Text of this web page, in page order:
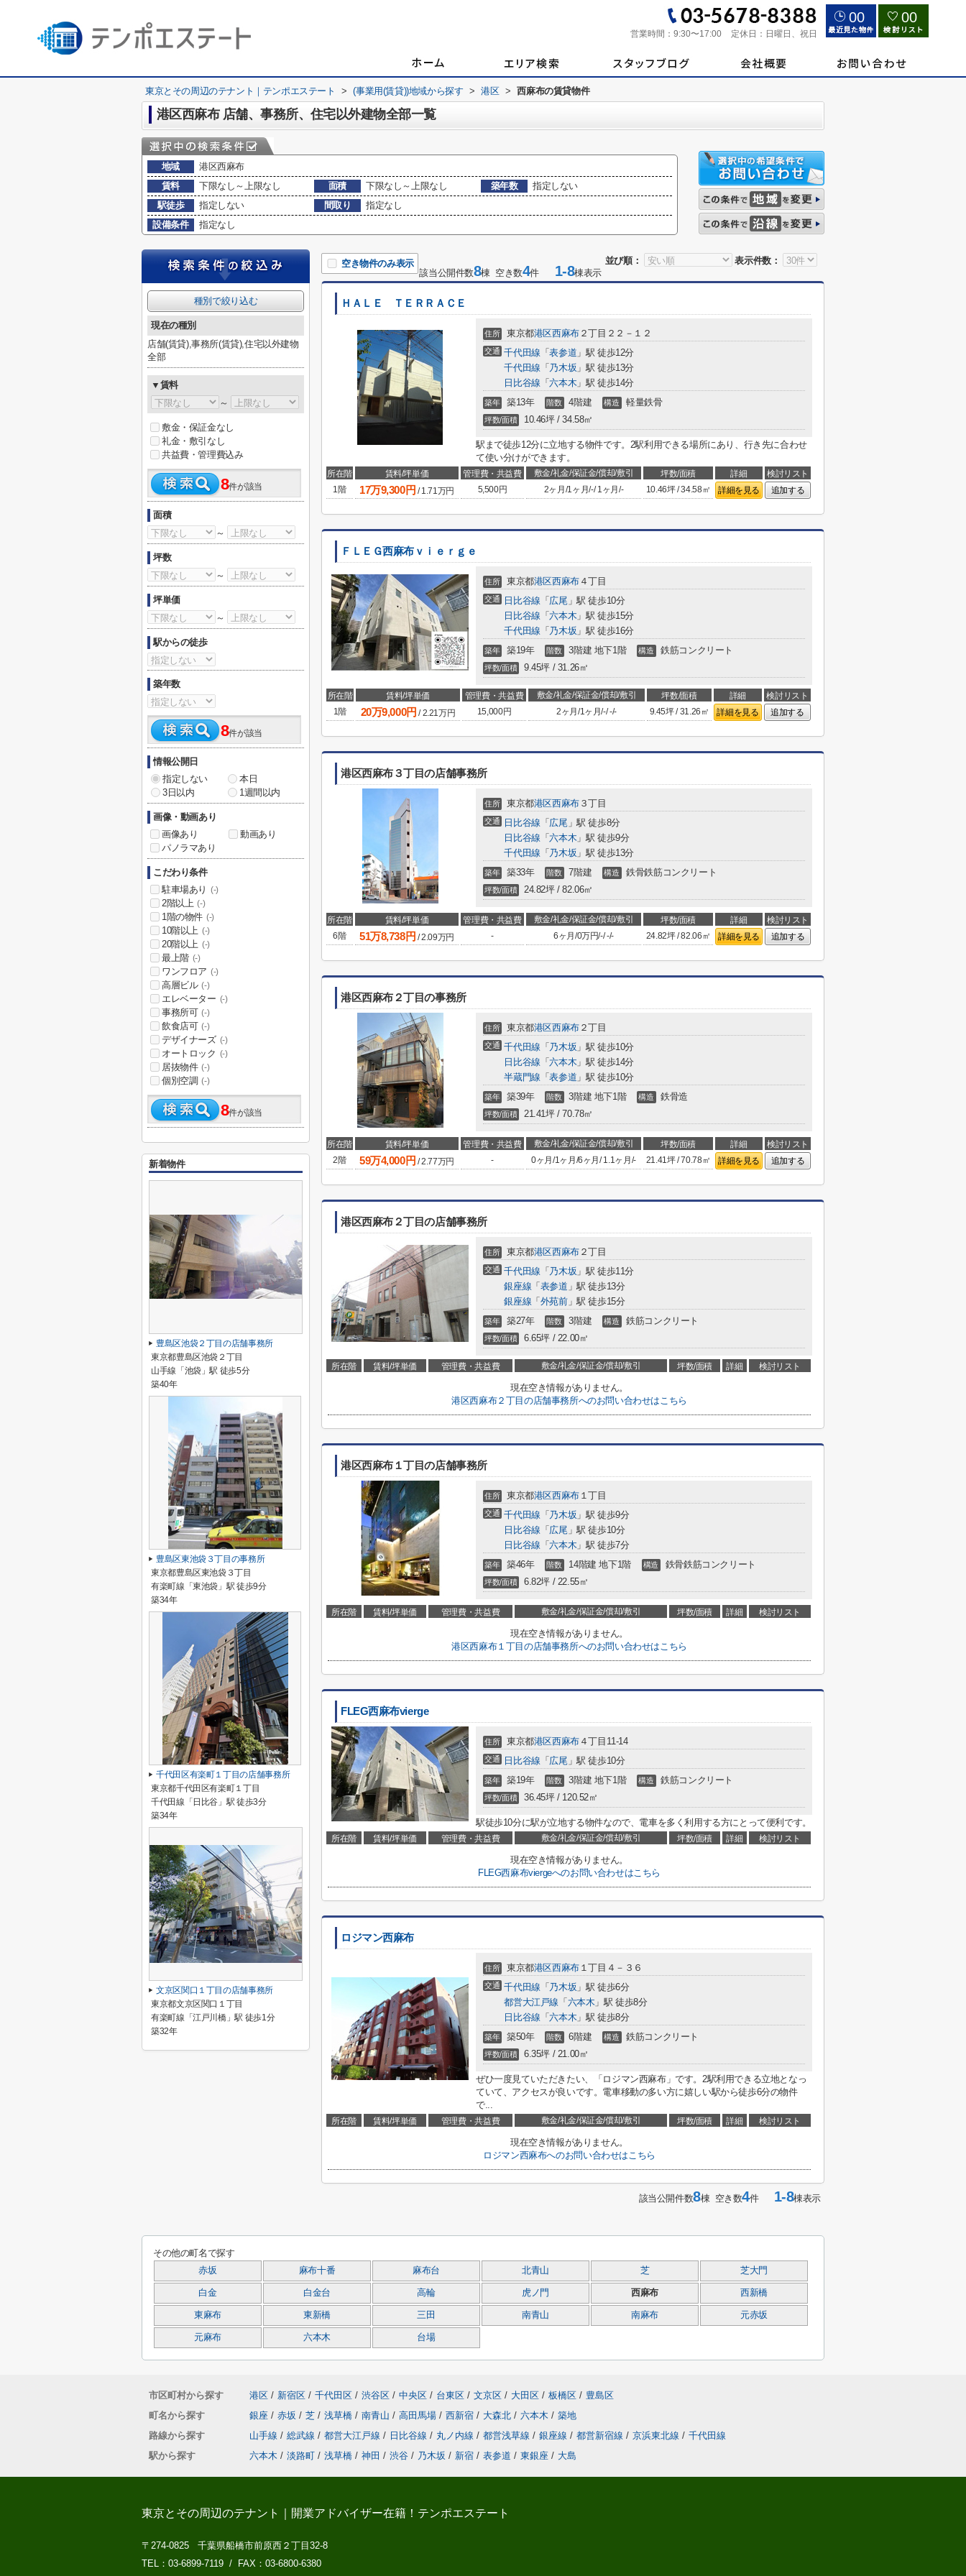
営業時間： 9:30〜17:00 定休日： 日曜日、祝日
00 00
東京とその周辺のテナント｜テンポエステート > (事業用(賃貸))地域から探す > 港区 > 西麻布の賃貸物件
港区西麻布 店舗、事務所、住宅以外建物全部一覧
地域
港区西麻布
賃料
下限なし～上限なし 面積 下限なし～上限なし 築年数
指定しない
駅徒歩
指定しない 間取り
指定なし
設備条件
指定なし
並び順： 表示件数：
空き物件のみ表示
該当公開件数8棟 空き数4件 1-8棟表示
ＨＡＬＥ ＴＥＲＲＡＣＥ
住所 東京都港区西麻布２丁目２２－１２
交通 千代田線 「表参道 」駅 徒歩12分
千代田線 「 乃木坂 」駅 徒歩13分
日比谷線 「六本木 」駅 徒歩14分
築年 築13年 階数 4階建 構造 軽量鉄骨
坪数/面積 10.46坪 / 34.58㎡
駅まで徒歩12分に立地する物件です。2駅利用できる場所にあり、行き先に合わせ
て使い分けができます。
所在階 賃料/坪単価 管理費・共益費 敷金/礼金/保証金/償却/敷引 坪数/面積 詳細
検討リスト
1階
17万9,300円 /1.71万円 5,500円 2ヶ月 /1ヶ月/-/1ヶ月 /- 10.46坪 / 34.58㎡ 詳細を見る 追加する
ＦＬＥＧ西麻布ｖｉｅｒｇｅ
住所 東京都港区西麻布４丁目
交通 日比谷線 「 広尾」駅 徒歩10分
日比谷線 「六本木 」駅 徒歩15分
千代田線 「 乃木坂 」駅 徒歩16分
築年 築19年 階数 3階建 地下1階 構造 鉄筋コンクリート
坪数/面積 9.45坪 / 31.26㎡
所在階 賃料/坪単価 管理費・共益費 敷金/礼金/保証金/償却/敷引 坪数/面積 詳細
検討リスト
1階
20万9,000円 /2.21万円 15,000円 2ヶ月 /1ヶ月/-/-/- 9.45坪 / 31.26㎡ 詳細を見る 追加する
港区西麻布３丁目の店舗事務所
住所 東京都港区西麻布３丁目
交通 日比谷線 「 広尾」駅 徒歩8分
日比谷線 「六本木 」駅 徒歩9分
千代田線 「 乃木坂 」駅 徒歩13分
築年 築33年 階数 7階建 構造 鉄骨鉄筋コンクリート
坪数/面積 24.82坪 / 82.06㎡
所在階 賃料/坪単価 管理費・共益費 敷金/礼金/保証金/償却/敷引 坪数/面積 詳細
検討リスト
6階
51万8,738円 /2.09万円 - 6ヶ月 /0万円/-/-/- 24.82坪 / 82.06㎡ 詳細を見る 追加する
港区西麻布２丁目の事務所
住所 東京都港区西麻布２丁目
交通 千代田線 「 乃木坂 」駅 徒歩10分
日比谷線 「六本木 」駅 徒歩14分
半蔵門線 「表参道 」駅 徒歩10分
築年 築39年 階数 3階建 地下1階 構造 鉄骨造
坪数/面積 21.41坪 / 70.78㎡
所在階 賃料/坪単価 管理費・共益費 敷金/礼金/保証金/償却/敷引 坪数/面積 詳細
検討リスト
2階
59万4,000円 /2.77万円 - 0ヶ月 /1ヶ月 /6ヶ月/1.1ヶ月 /- 21.41坪 / 70.78㎡ 詳細を見る 追加する
港区西麻布２丁目の店舗事務所
住所 東京都港区西麻布２丁目
交通 千代田線 「 乃木坂 」駅 徒歩11分
銀座線 「 表参道 」駅 徒歩13分
銀座線 「 外苑前」駅 徒歩15分
築年 築27年 階数 3階建 構造 鉄筋コンクリート
坪数/面積 6.65坪 / 22.00㎡
所在階 賃料/坪単価 管理費・共益費 敷金/礼金/保証金/償却/敷引 坪数/面積 詳細 検討リスト
現在空き情報がありません。
港区西麻布２丁目の店舗事務所へのお問い合わせはこちら
港区西麻布１丁目の店舗事務所
住所 東京都港区西麻布１丁目
交通 千代田線 「 乃木坂 」駅 徒歩9分
日比谷線 「 広尾」駅 徒歩10分
日比谷線 「六本木 」駅 徒歩7分
築年 築46年 階数 14階建 地下1階 構造 鉄骨鉄筋コンクリート
坪数/面積 6.82坪 / 22.55㎡
所在階 賃料/坪単価 管理費・共益費 敷金/礼金/保証金/償却/敷引 坪数/面積 詳細 検討リスト
現在空き情報がありません。
港区西麻布１丁目の店舗事務所へのお問い合わせはこちら
FLEG西麻布vierge
住所 東京都港区西麻布４丁目11-14
交通 日比谷線 「 広尾」駅 徒歩10分
築年 築19年 階数 3階建 地下1階 構造 鉄筋コンクリート
坪数/面積 36.45坪 / 120.52㎡
駅徒歩10分に駅が立地する物件なので、電車を多く利用する方にとって便利です。
所在階 賃料/坪単価 管理費・共益費 敷金/礼金/保証金/償却/敷引 坪数/面積 詳細 検討リスト
現在空き情報がありません。
FLEG西麻布viergeへのお問い合わせはこちら
ロジマン西麻布
住所 東京都港区西麻布１丁目４－３６
交通 千代田線 「 乃木坂 」駅 徒歩6分
都営大江戸線 「 六本木 」駅 徒歩8分
日比谷線 「六本木 」駅 徒歩8分
築年 築50年 階数 6階建 構造 鉄筋コンクリート
坪数/面積 6.35坪 / 21.00㎡
ぜひ一度見ていただきたい、「ロジマン西麻布」です。2駅利用できる立地となっ
ていて、アクセスが良いです。電車移動の多い方に嬉しい駅から徒歩6分の物件
で...
所在階 賃料/坪単価 管理費・共益費 敷金/礼金/保証金/償却/敷引 坪数/面積 詳細 検討リスト
現在空き情報がありません。
ロジマン西麻布へのお問い合わせはこちら
該当公開件数8棟 空き数4件1-8棟表示
種別で絞り込む
現在の種別
店舗(賃貸),事務所(賃貸),住宅以外建物
全部
▼賃料
～
敷金・保証金なし
礼金・敷引なし
共益費・管理費込み
8件が該当
面積
～
坪数
～
坪単価
～
駅からの徒歩
築年数
8件が該当
情報公開日
指定しない
本日
3日以内
1週間以内
画像・動画あり
画像あり
動画あり
パノラマあり
こだわり条件
駐車場あり
(-)
2階以上 (-)
1階の物件 (-)
10階以上 (-)
20階以上 (-)
最上階 (-)
ワンフロア (-)
高層ビル (-)
エレベーター (-)
事務所可 (-)
飲食店可 (-)
デザイナーズ (-)
オートロック (-)
居抜物件 (-)
個別空調 (-)
8件が該当
新着物件
豊島区池袋２丁目の店舗事務所
東京都豊島区池袋２丁目
山手線「池袋」駅 徒歩5分
築40年
豊島区東池袋３丁目の事務所
東京都豊島区東池袋３丁目
有楽町線「東池袋」駅 徒歩9分
築34年
千代田区有楽町１丁目の店舗事務所
東京都千代田区有楽町１丁目
千代田線「日比谷」駅 徒歩3分
築34年
文京区関口１丁目の店舗事務所
東京都文京区関口１丁目
有楽町線「江戸川橋」駅 徒歩1分
築32年
その他の町名で探す
赤坂 麻布十番 麻布台 北青山 芝 芝大門
白金 白金台 高輪 虎ノ門 西麻布 西新橋
東麻布 東新橋 三田 南青山 南麻布 元赤坂
元麻布 六本木 台場
市区町村から探す 港区 / 新宿区 / 千代田区 / 渋谷区 / 中央区 / 台東区 / 文京区 / 大田区 / 板橋区 / 豊島区
町名から探す
銀座 / 赤坂 / 芝 / 浅草橋 / 南青山 / 高田馬場 / 西新宿 / 大森北 / 六本木 / 築地
路線から探す
山手線 / 総武線 / 都営大江戸線 / 日比谷線 / 丸ノ内線 / 都営浅草線 / 銀座線 / 都営新宿線 / 京浜東北線 / 千代田線
駅から探す
六本木 / 淡路町 / 浅草橋 / 神田 / 渋谷 / 乃木坂 / 新宿 / 表参道 / 東銀座 / 大島
東京とその周辺のテナント｜開業アドバイザー在籍！テンポエステート
〒274-0825 千葉県船橋市前原西２丁目32-8
TEL：03-6899-7119 / FAX：03-6800-6380